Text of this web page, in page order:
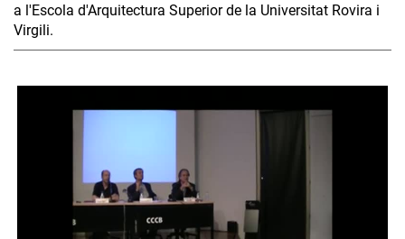
a l'Escola d'Arquitectura Superior de la Universitat Rovira i
Virgili.